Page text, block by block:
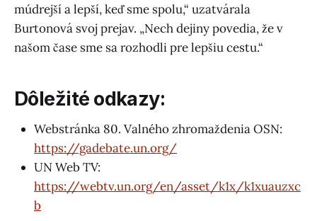
múdrejší a lepší, keď sme spolu,“ uzatvárala
Burtonová svoj prejav. „Nech dejiny povedia, že v
našom čase sme sa rozhodli pre lepšiu cestu.“
Dôležité odkazy:
Webstránka 80. Valného zhromaždenia OSN:
https://gadebate.un.org/
UN Web TV:
https://webtv.un.org/en/asset/k1x/k1xuauzxc
b